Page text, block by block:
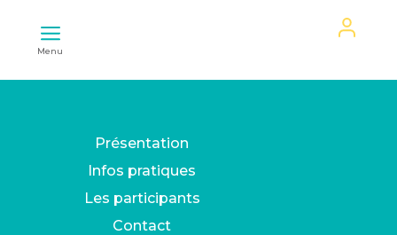
Menu
Présentation
Infos pratiques
Les participants
Contact